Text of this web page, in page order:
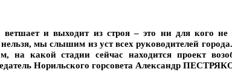
и выходит из строя – это ни для кого не
мы слышим из уст всех руководителей
на какой стадии сейчас находится проект
Норильского горсовета Александр